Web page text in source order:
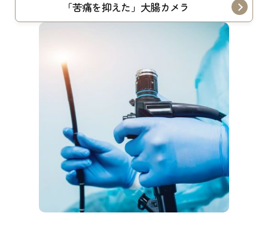
「苦痛を抑えた」大腸カメラ